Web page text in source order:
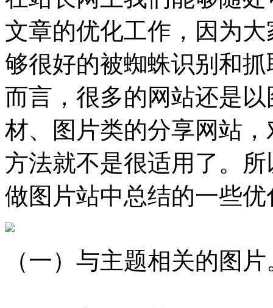
文章的优化工作，因为
够很好的被蜘蛛识别和
而言，很多的网站还是
材、图片类的分享网站
方法就不是很适用了。
做图片站中总结的一些
（一）与主题相关的图片